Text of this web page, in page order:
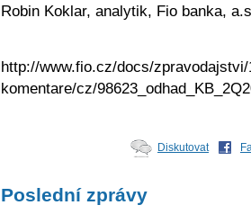
Robin Koklar, analytik, Fio banka,
http://www.fio.cz/docs/
komentare/cz/
Diskutovat
Poslední zprávy